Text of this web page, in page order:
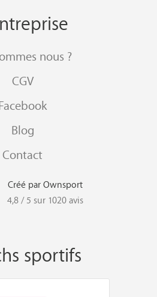
nous ?
CGV
Blog
Contact
Créé par Ownsport
4,8 / 5 sur 1020 avis
sportifs